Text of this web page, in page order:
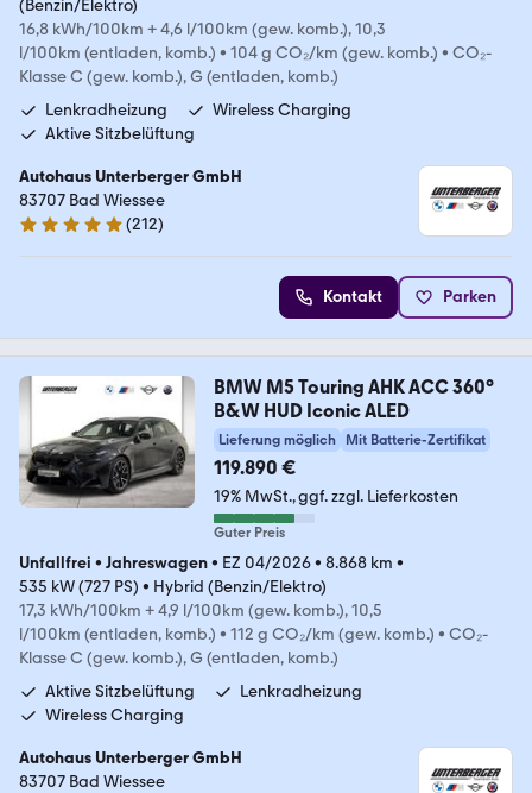
(Benzin/Elektro)
16,8 kWh/100km + 4,6 l/100km (gew. komb.), 10,3
l/100km (entladen, komb.) • 104 g CO₂/km (gew. komb.) • CO₂-
Klasse C (gew. komb.), G (entladen, komb.)
Lenkradheizung
Wireless Charging
Aktive Sitzbelüftung
Autohaus Unterberger GmbH
83707 Bad Wiessee
4.8 Sterne
(212)
Kontakt Parken
BMW M5 Touring AHK ACC 360°
B&W HUD Iconic ALED
Lieferung möglich Mit Batterie-Zertifikat
119.890 €
19% MwSt. ggf. zzgl. Lieferkosten
Guter Preis
Unfallfrei • Jahreswagen• EZ 04/2026• 8.868 km •
535 kW (727 PS) • Hybrid (Benzin/Elektro)
17,3 kWh/100km + 4,9 l/100km (gew. komb.), 10,5
l/100km (entladen, komb.) • 112 g CO₂/km (gew. komb.) • CO₂-
Klasse C (gew. komb.), G (entladen, komb.)
Aktive Sitzbelüftung
Lenkradheizung
Wireless Charging
Autohaus Unterberger GmbH
83707 Bad Wiessee